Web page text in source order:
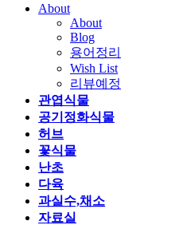
About
About
Blog
용어정리
Wish List
리뷰예정
관엽식물
공기정화식물
허브
꽃식물
난초
다육
과실수,채소
자료실